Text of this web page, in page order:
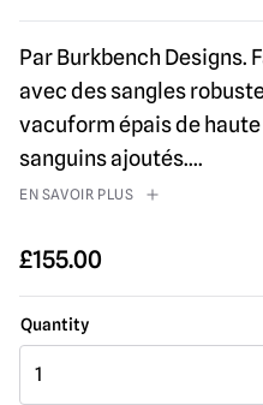
Par Burkbench Designs.
avec des sangles
vacuform épais de
sanguins ajoutés....
EN SAVOIR PLUS
£155.00
masque